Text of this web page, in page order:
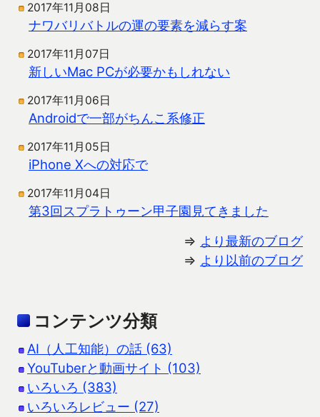
2017年11月08日
ナワバリバトルの運の要素を減らす案
2017年11月07日
新しいMac PCが必要かもしれない
2017年11月06日
Androidで一部がちんこ系修正
2017年11月05日
iPhone Xへの対応で
2017年11月04日
第3回スプラトゥーン甲子園見てきました
⇒ より最新のブログ
⇒ より以前のブログ
コンテンツ分類
AI（人工知能）の話 (63)
YouTuberと動画サイト (103)
いろいろ (383)
いろいろレビュー (27)